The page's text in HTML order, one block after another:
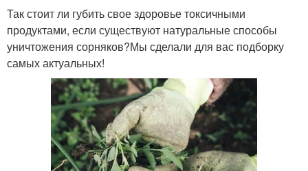
Так стоит ли губить свое здоровье токсичными
продуктами, если существуют натуральные способы
уничтожения сорняков?Мы сделали для вас подборку
самых актуальных!